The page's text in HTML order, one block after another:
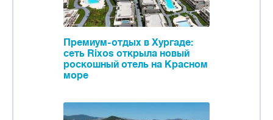
Премиум-отдых в Хургаде:
сеть Rixos открыла новый
роскошный отель на Красном
море